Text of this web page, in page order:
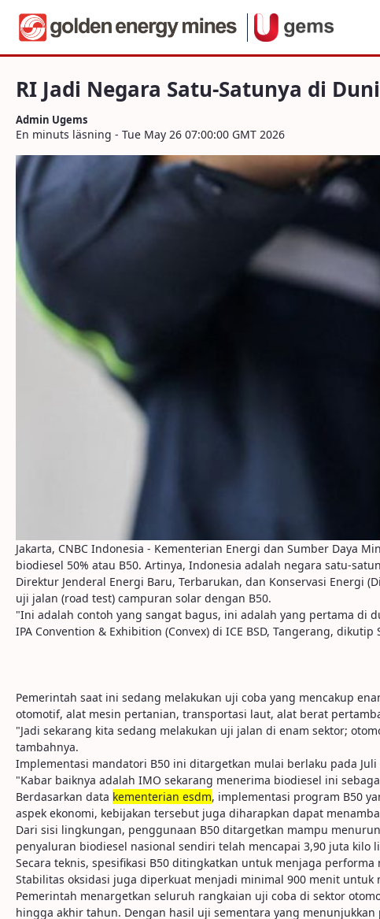
Navigera
Hoppa till innehåll
RI Jadi Negara Satu-Satunya di Dunia
RI Jadi Negara Satu-Satunya di
Admin Ugems
En minuts läsning - Tue May 26 07:00:00 GMT 2026
Jakarta, CNBC Indonesia - Kementerian Energi dan Sumber Daya
biodiesel 50% atau B50. Artinya, Indonesia adalah negara satu-
Direktur Jenderal Energi Baru, Terbarukan, dan Konservasi Energi
uji jalan (road test) campuran solar dengan B50.
"Ini adalah contoh yang sangat bagus, ini adalah yang pertama di
IPA Convention & Exhibition (Convex) di ICE BSD, Tangerang, dikutip
Pemerintah saat ini sedang melakukan uji coba yang mencakup
otomotif, alat mesin pertanian, transportasi laut, alat berat
"Jadi sekarang kita sedang melakukan uji jalan di enam sektor;
tambahnya.
Implementasi mandatori B50 ini ditargetkan mulai berlaku pada
"Kabar baiknya adalah IMO sekarang menerima biodiesel ini
Berdasarkan data kementerian esdm, implementasi program B50
aspek ekonomi, kebijakan tersebut juga diharapkan dapat
Dari sisi lingkungan, penggunaan B50 ditargetkan mampu
penyaluran biodiesel nasional sendiri telah mencapai 3,90 juta kilo
Secara teknis, spesifikasi B50 ditingkatkan untuk menjaga
Stabilitas oksidasi juga diperkuat menjadi minimal 900 menit
Pemerintah menargetkan seluruh rangkaian uji coba di sektor
hingga akhir tahun. Dengan hasil uji sementara yang